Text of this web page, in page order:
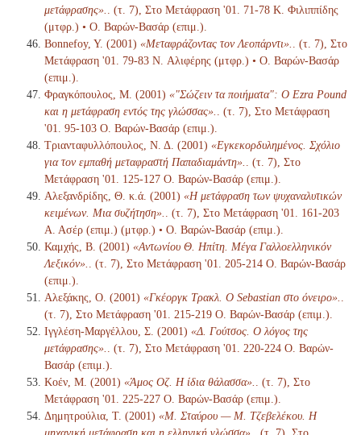
μετάφρασης».
. (τ. 7), Στο Μετάφραση '01. 71-78 K. Φιλιππίδης
(μτφρ.) • Ο. Βαρών-Βασάρ (επιμ.).
Bonnefoy, Y. (2001) «Μεταφράζοντας τον Λεοπάρντι».
. (τ. 7), Στο
Μετάφραση '01. 79-83 N. Αλιφέρης (μτφρ.) • Ο. Βαρών-Βασάρ
(επιμ.).
Φραγκόπουλος, Μ. (2001) «"Σώζειν τα ποιήματα": Ο Ezra Pound
και η μετάφραση εντός της γλώσσας».
. (τ. 7), Στο Μετάφραση
'01. 95-103 Ο. Βαρών-Βασάρ (επιμ.).
Τριανταφυλλόπουλος, Ν. Δ. (2001) «Εγκεκορδυλημένος. Σχόλιο
για τον εμπαθή μεταφραστή Παπαδιαμάντη».
. (τ. 7), Στο
Μετάφραση '01. 125-127 Ο. Βαρών-Βασάρ (επιμ.).
Αλεξανδρίδης, Θ. κ.ά. (2001) «Η μετάφραση των ψυχαναλυτικών
κειμένων. Μια συζήτηση».
. (τ. 7), Στο Μετάφραση '01. 161-203
Α. Ασέρ (επιμ.) (μτφρ.) • Ο. Βαρών-Βασάρ (επιμ.).
Καμχής, Β. (2001) «Αντωνίου Θ. Ηπίτη. Μέγα Γαλλοελληνικόν
Λεξικόν».
. (τ. 7), Στο Μετάφραση '01. 205-214 Ο. Βαρών-Βασάρ
(επιμ.).
Αλεξάκης, Ο. (2001) «Γκέοργκ Τρακλ. Ο Sebastian στο όνειρο».
(τ. 7), Στο Μετάφραση '01. 215-219 Ο. Βαρών-Βασάρ (επιμ.).
Ιγγλέση-Μαργέλλου, Σ. (2001) «Δ. Γούτσος. Ο λόγος της
μετάφρασης».
. (τ. 7), Στο Μετάφραση '01. 220-224 Ο. Βαρών-
Βασάρ (επιμ.).
Κοέν, Μ. (2001) «Άμος Οζ. Η ίδια θάλασσα».
. (τ. 7), Στο
Μετάφραση '01. 225-227 Ο. Βαρών-Βασάρ (επιμ.).
Δημητρούλια, Τ. (2001) «Μ. Σταύρου — Μ. Τζεβελέκου. Η